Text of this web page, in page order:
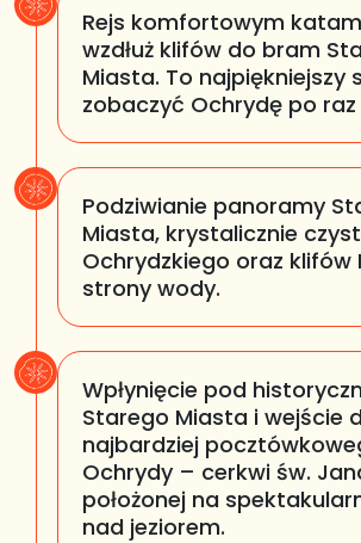
Rejs komfortowym
wzdłuż klifów do bram
Miasta. To najpiękniejszy
zobaczyć Ochrydę po raz
Podziwianie panoramy
Miasta, krystalicznie
Ochrydzkiego oraz klifów
strony wody.
Wpłynięcie pod
Starego Miasta i wejście
najbardziej
Ochrydy – cerkwi św.
położonej na
nad jeziorem.